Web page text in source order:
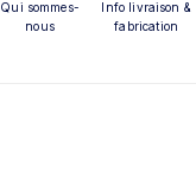
Qui sommes-
nous
Info livraison &
fabrication